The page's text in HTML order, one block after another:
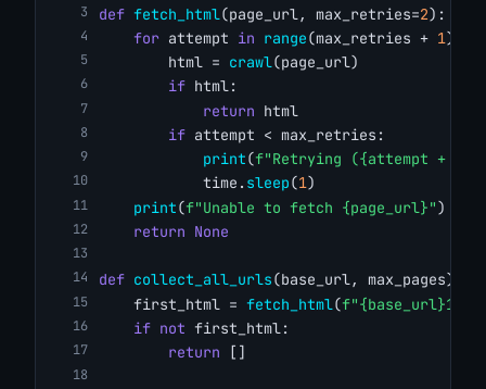
def fetch_html(page_url, max_retries=2):
for attempt in range(max_retries + 1):
        html =
crawl(page_url)
if html:
return html
if attempt < max_retries:
print(f"Retrying ({attempt +
            time.
sleep(1)
print(f"Unable to fetch {page_url}")
return None
def collect_all_urls(base_url, max_pages):
    first_html =
fetch_html(f"{base_url}1_p/
if not first_html:
return []